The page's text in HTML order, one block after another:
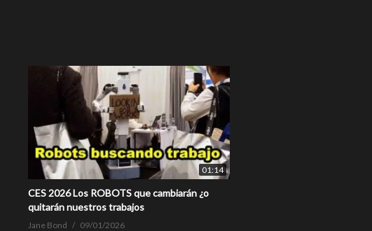
01:14
CES 2026 Los ROBOTS que cambiarán ¿o
quitarán nuestros trabajos
Jane Bond 09/01/2026